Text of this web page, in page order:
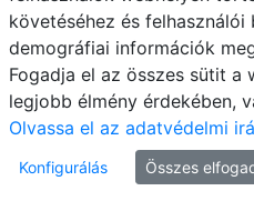
©
követéséhez és
demográfiai információk
Fogadja el az összes sütit a
legjobb élmény érdekében,
Olvassa el az adatvédelmi
Konfigurálás Összes